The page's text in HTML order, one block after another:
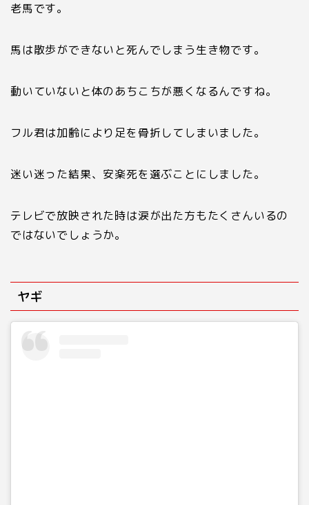
老馬です。
馬は散歩ができないと死んでしまう生き物です。
動いていないと体のあちこちが悪くなるんですね。
フル君は加齢により足を骨折してしまいました。
迷い迷った結果、安楽死を選ぶことにしました。
テレビで放映された時は涙が出た方もたくさんいるの
ではないでしょうか。
ヤギ